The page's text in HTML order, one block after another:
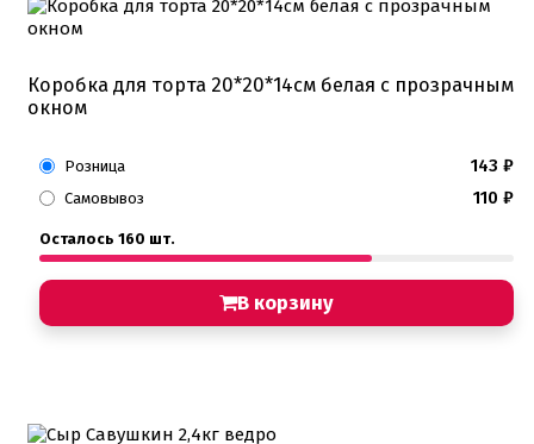
Коробка для торта 20*20*14см белая с прозрачным
окном
Розница 143 ₽
Самовывоз 110 ₽
Осталось 160 шт.
В корзину